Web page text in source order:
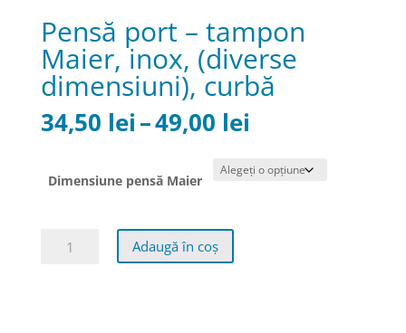
Pensă port – tampon
Maier, inox, (diverse
dimensiuni), curbă
34,50 lei–49,00 lei
prețuri:
34,50 lei
Dimensiune pensă Maier
Cantitate
Adaugă în coș